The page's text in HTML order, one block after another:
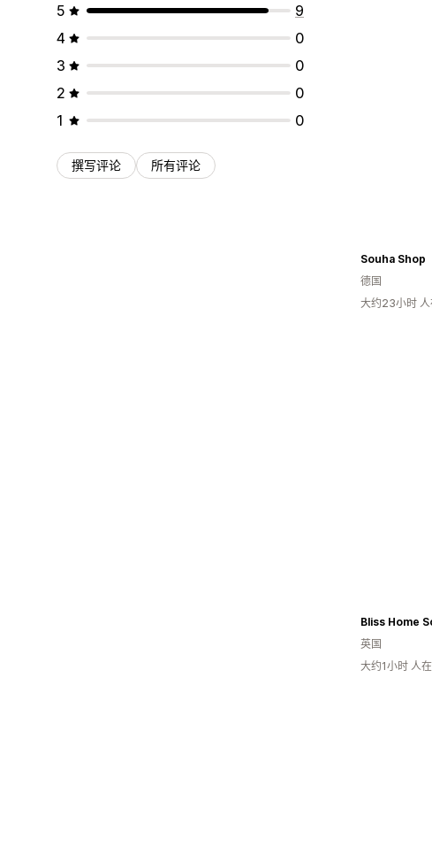
5
9
4
0
3
0
2
0
1
0
撰写评论 所有评论
Souha Shop
德国
大约23小时 人
Bliss Home
英国
大约1小时 人